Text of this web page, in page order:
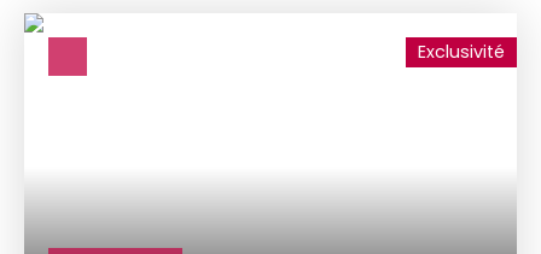
Exclusivité